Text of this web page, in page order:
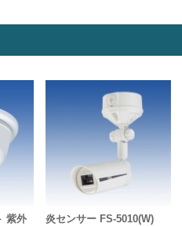
紫外
炎センサー FS-5010(W)